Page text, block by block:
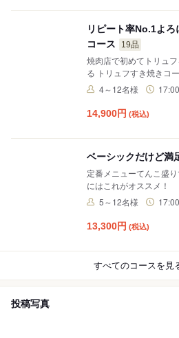
リピート率No.1よ
コース
19品
焼肉店で初めてトリュ
る トリュフすき焼きコース 原価割れも辞さない山盛りト
リュフでしか 体験できない別次元の脳で感じる美味しさ
4～12名様
14,900円 (税込)
ベーシックだけど満
定番メニューてんこ盛りで とりあえず一通り食べ
にはこれがオススメ！
5～12名様
13,300円 (税込)
すべてのコースを見
投稿写真